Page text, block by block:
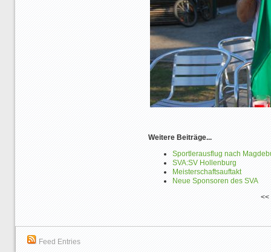
Weitere Beiträge...
Sportlerausflug nach
SVA:SV Hollenburg
Meisterschaftsauftakt
Neue Sponsoren des SVA
<<
Feed Entries